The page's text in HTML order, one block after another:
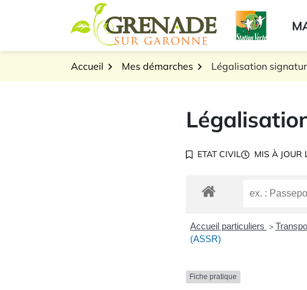
Logo Grenade sur Garonne
Accueil Mes démarches Légalisation
ETAT CIVIL MIS À JOUR
Accueil particuliers >
(ASSR)
Fiche pratique